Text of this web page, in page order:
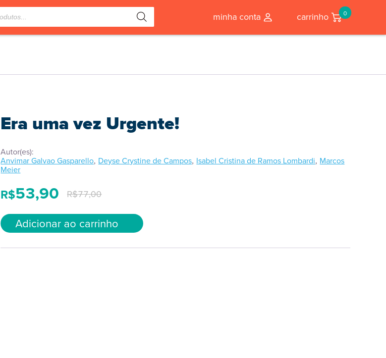
minha conta carrinho 0
Era uma vez Urgente!
Autor(es):
Anvimar Galvao Gasparello, Deyse Crystine de Campos, Isabel Cristina de Ramos Lombardi, Marcos
Meier
R$77,00
R$53,90
Adicionar ao carrinho